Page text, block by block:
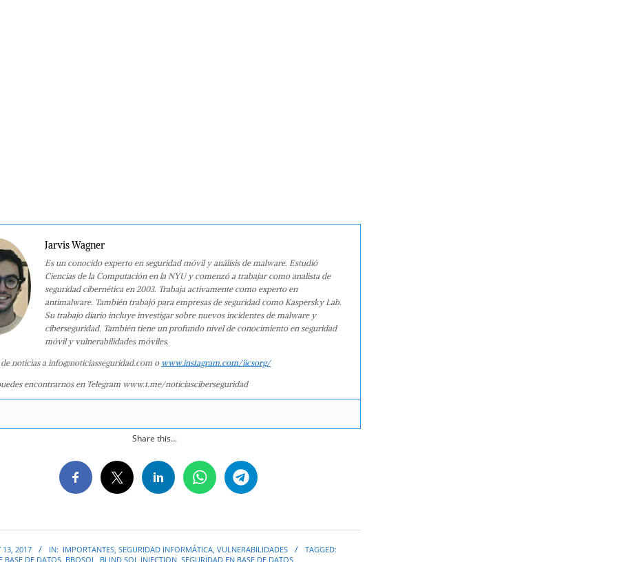
Jarvis Wagner
Es un conocido experto en seguridad móvil y análisis de malware. Estudió
Ciencias de la Computación en la NYU y comenzó a trabajar como analista de
seguridad cibernética en 2003. Trabaja activamente como experto en
antimalware. También trabajó para empresas de seguridad como Kaspersky Lab.
Su trabajo diario incluye investigar sobre nuevos incidentes de malware y
ciberseguridad. También tiene un profundo nivel de conocimiento en seguridad
móvil y vulnerabilidades móviles.
noticias a info@noticiasseguridad.com o www.instagram.com/iicsorg/
encontrarnos en Telegram www.t.me/noticiasciberseguridad
Share this...
13, 2017 IN: IMPORTANTES SEGURIDAD INFORMÁTICA VULNERABILIDADES
TAGGED:
BASE DE DATOS BBQSQL BLIND SQL INJECTION SEGURIDAD EN BASE DE DATOS